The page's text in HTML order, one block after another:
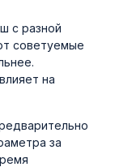
с разной
советуемые
на
за